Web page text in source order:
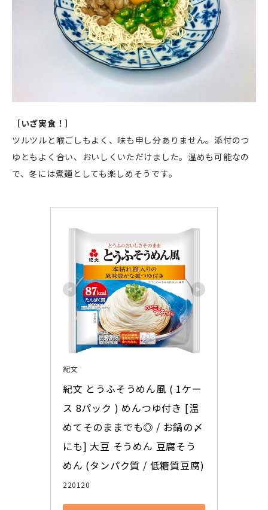
［いざ実食！］
ツルツルと喉ごしもよく、味も申し分ありません。添付のつ
ゆともよく合い、おいしくいただけました。温めも可能なの
で、冬には煮麺としても楽しめそうです。
紀文
紀文 とうふそうめん風 ( 1ケー
ス 8パック ) めんつゆ付き [温
めてそのままでも◎ / お鍋の〆
にも] 大豆 そうめん 豆腐そう
めん (タンパク質 / 低糖質豆腐)
220120